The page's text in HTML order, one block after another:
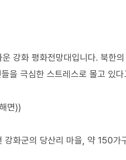
강화 평화전망대입니다. 북한
을 극심한 스트레스로 몰고 있다
면))
화군의 당산리 마을, 약 150가